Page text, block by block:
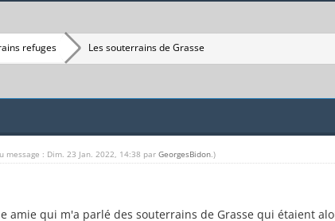
refuges Les souterrains de Grasse
message : Dim. 23 Jan. 2022, 14:38 par GeorgesBidon.)
amie qui m'a parlé des souterrains de Grasse qui étaient